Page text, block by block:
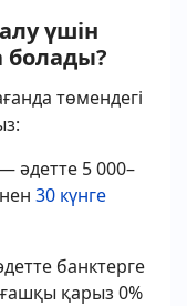
үшін
болады?
төмендегі
әдетте 5 000–
30 күнге
банктерге
қарыз 0%